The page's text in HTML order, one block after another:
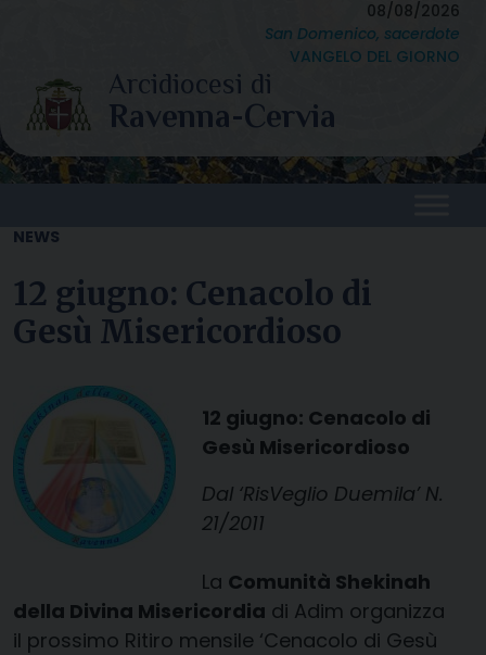
content
08/08/2026
San Domenico, sacerdote
VANGELO DEL GIORNO
NEWS
12 giugno: Cenacolo di
Gesù Misericordioso
12 giugno: Cenacolo di
Gesù Misericordioso
Dal ‘RisVeglio Duemila’ N.
21/2011
La Comunità Shekinah
della Divina Misericordia di Adim organizza
il prossimo Ritiro mensile ‘Cenacolo di Gesù